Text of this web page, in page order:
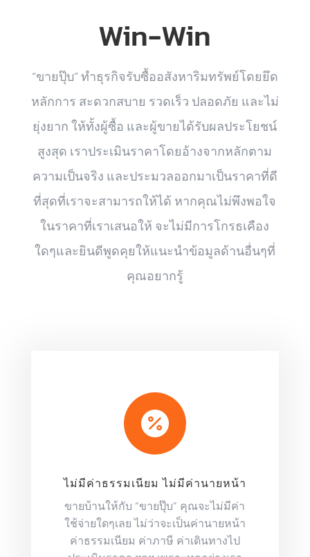
Win-Win
“ขายปุ๊บ” ทำธุรกิจรับซื้ออสังหาริมทรัพย์โดยยึด
หลักการ สะดวกสบาย รวดเร็ว ปลอดภัย และไม่
ยุ่งยาก ให้ทั้งผู้ซื้อ และผู้ขายได้รับผลประโยชน์
สูงสุด เราประเมินราคาโดยอ้างจากหลักตาม
ความเป็นจริง และประมวลออกมาเป็นราคาที่ดี
ที่สุดที่เราจะสามารถให้ได้ หากคุณไม่พึงพอใจ
ในราคาที่เราเสนอให้ จะไม่มีการโกรธเคือง
ใดๆและยินดีพูดคุยให้แนะนำข้อมูลด้านอื่นๆที่
คุณอยากรู้

ไม่มีค่าธรรมเนียม ไม่มีค่านายหน้า
ขายบ้านให้กับ “ขายปุ๊บ” คุณจะไม่มีค่า
ใช้จ่ายใดๆเลย ไม่ว่าจะเป็นค่านายหน้า
ค่าธรรมเนียม ค่าภาษี ค่าเดินทางไป